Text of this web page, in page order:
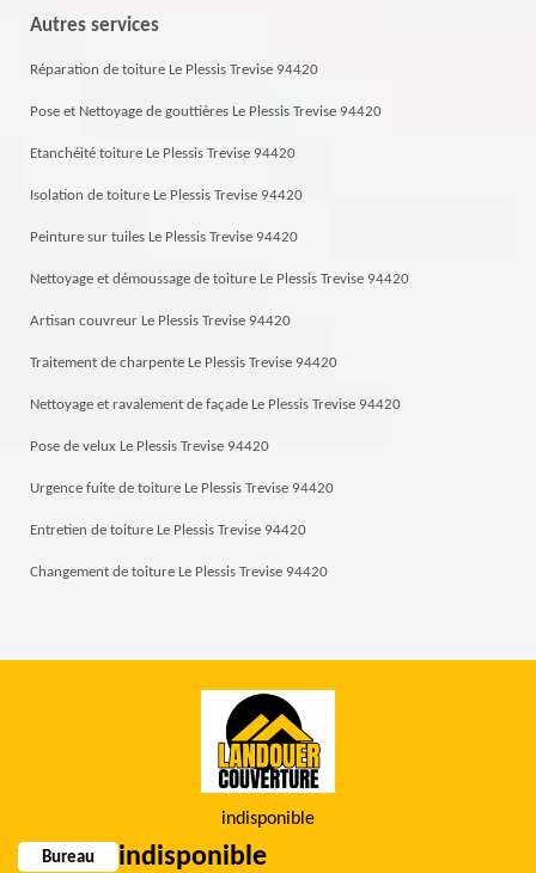
Autres services
Réparation de toiture Le Plessis Trevise 94420
Pose et Nettoyage de gouttières Le Plessis Trevise 94420
Etanchéité toiture Le Plessis Trevise 94420
Isolation de toiture Le Plessis Trevise 94420
Peinture sur tuiles Le Plessis Trevise 94420
Nettoyage et démoussage de toiture Le Plessis Trevise 94420
Artisan couvreur Le Plessis Trevise 94420
Traitement de charpente Le Plessis Trevise 94420
Nettoyage et ravalement de façade Le Plessis Trevise 94420
Pose de velux Le Plessis Trevise 94420
Urgence fuite de toiture Le Plessis Trevise 94420
Entretien de toiture Le Plessis Trevise 94420
Changement de toiture Le Plessis Trevise 94420
indisponible
Bureau indisponible